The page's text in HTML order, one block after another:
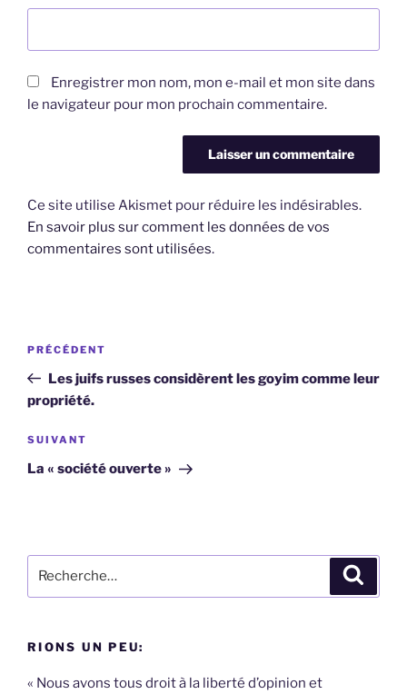
Enregistrer mon nom, mon e-mail et mon site dans
le navigateur pour mon prochain commentaire.
Ce site utilise Akismet pour réduire les indésirables.
En savoir plus sur comment les données de vos
commentaires sont utilisées.
Navigation
l’article
Article
précédent
PRÉCÉDENT
Les juifs russes considèrent les goyim comme leur
propriété.
Article
suivant
SUIVANT
La « société ouverte »
pour
RIONS UN PEU:
« Nous avons tous droit à la liberté d’opinion et